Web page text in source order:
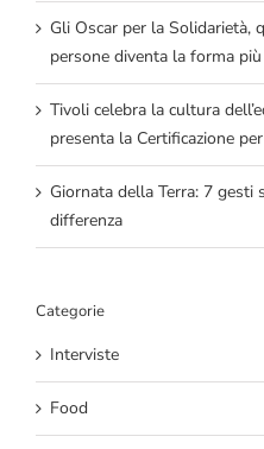
Gli Oscar per la Solidarietà,
persone diventa la forma
Tivoli celebra la cultura
presenta la Certificazione
Giornata della Terra: 7 gesti
differenza
Categorie
Interviste
Food